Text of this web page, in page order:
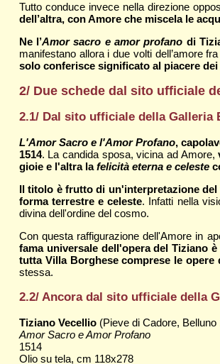
Tutto conduce invece nella direzione
dell’altra, con Amore che miscela le
Ne l’Amor sacro e amor profano di
manifestano allora i due volti dell’amore
solo conferisce significato al piacere
2/ Due schede dal sito ufficiale
2.1/ Dal sito ufficiale della Galleria
L'Amor Sacro e l'Amor Profano,
1514. La candida sposa, vicina ad Amore,
gioie e l'altra lafelicità eterna e celeste
Il titolo è frutto di un'interpretazione
forma terrestre e celeste. Infatti nella
divina dell'ordine del cosmo.
Con questa raffigurazione dell'Amore in
fama universale dell'opera del Tiziano
tutta Villa Borghese comprese le opere
stessa.
2.2/ Ancora dal sito ufficiale della
Tiziano Vecellio(Pieve di Cadore, Belluno
Amor Sacro e Amor Profano
1514
Olio su tela, cm 118x278